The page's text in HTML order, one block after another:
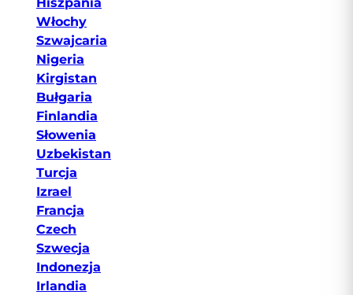
Hiszpania
Włochy
Szwajcaria
Nigeria
Kirgistan
Bułgaria
Finlandia
Słowenia
Uzbekistan
Turcja
Izrael
Francja
Czech
Szwecja
Indonezja
Irlandia